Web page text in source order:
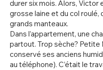
durer six mois. Alors, Victor
grosse laine et du col
grands manteaux.
Dans l’appartement, une
partout. Trop sèche? Petite
conservé ses anciens
au téléphone). C’était le